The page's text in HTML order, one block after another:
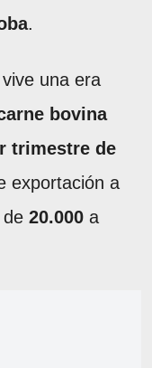
.
una era
bovina
trimestre de
exportación a
20.000 a